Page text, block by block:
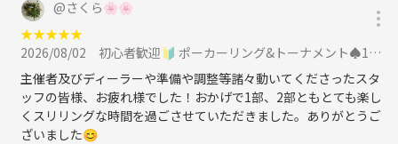
@さくら🌸🌸
★★★★★
2026/08/02
初心者歓迎🔰 ポーカーリング&トーナメント♠️1・2部制・交流会付きに参加
主催者及びディーラーや準備や調整等諸々動いてくださったスタ
ッフの皆様、お疲れ様でした！おかげで1部、2部ともとても楽し
くスリリングな時間を過ごさせていただきました。ありがとうご
ざいました😊